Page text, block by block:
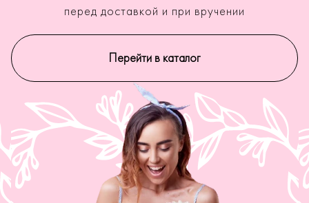
перед доставкой и при вручении
Перейти в каталог